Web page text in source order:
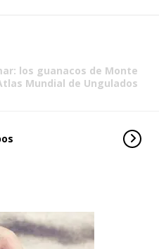
los guanacos de Monte
Mundial de Ungulados